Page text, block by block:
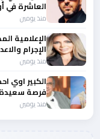
العاشرة في
منذ يومين
الإعلامية
الإجرام
منذ يومين
الكبير اوي
فرصة سعيدة
منذ يومين